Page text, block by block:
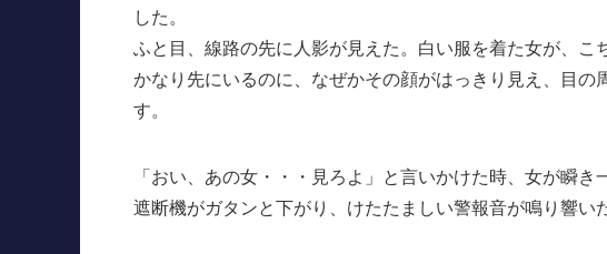
した。
ふと目、線路の先に人影が見えた。白い服を着た女が、こ
かなり先にいるのに、なぜかその顔がはっきり見え、目の
す。
「おい、あの女・・・見ろよ」と言いかけた時、女が瞬き
遮断機がガタンと下がり、けたたましい警報音が鳴り響い